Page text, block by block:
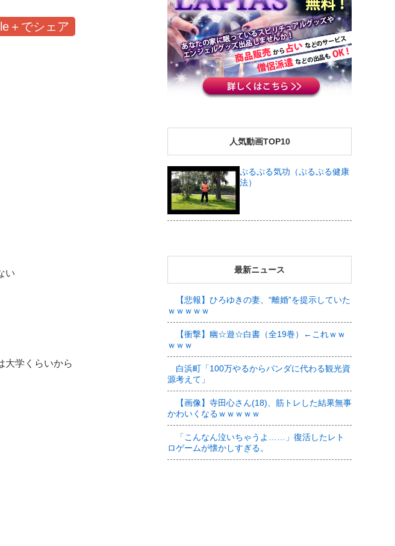
＋でシェア
い
大学くらいから
人気動画TOP10
ぷるぷる気功（ぷるぷる健康
法）
最新ニュース
【悲報】ひろゆきの妻、“離婚”を提示していた
ｗｗｗｗｗ
【衝撃】幽☆遊☆白書（全19巻）←これｗｗ
ｗｗｗ
白浜町「100万やるからパンダに代わる観光資
源考えて」
【画像】寺田心さん(18)、筋トレした結果無事
かわいくなるｗｗｗｗｗ
「こんなん泣いちゃうよ……」復活したレト
ロゲームが懐かしすぎる。